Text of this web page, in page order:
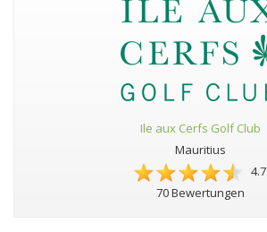
Ile aux Cerfs Golf Club
Mauritius
4.7
70 Bewertungen